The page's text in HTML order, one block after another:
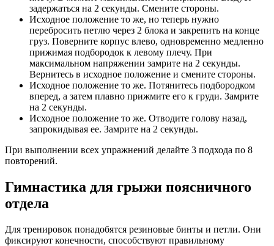
задержаться на 2 секунды. Смените стороны.
Исходное положение то же, но теперь нужно
перебросить петлю через 2 блока и закрепить на конце
груз. Поверните корпус влево, одновременно медленно
прижимая подбородок к левому плечу. При
максимальном напряжении замрите на 2 секунды.
Вернитесь в исходное положение и смените стороны.
Исходное положение то же. Потянитесь подбородком
вперед, а затем плавно прижмите его к груди. Замрите
на 2 секунды.
Исходное положение то же. Отводите голову назад,
запрокидывая ее. Замрите на 2 секунды.
При выполнении всех упражнений делайте 3 подхода по 8
повторений.
Гимнастика для грыжи поясничного
отдела
Для тренировок понадобятся резиновые бинты и петли. Они
фиксируют конечности, способствуют правильному